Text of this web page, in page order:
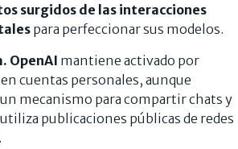
surgidos de las interacciones
para perfeccionar sus modelos.
OpenAI mantiene activado por
cuentas personales, aunque
mecanismo para compartir chats y
utiliza publicaciones públicas de redes